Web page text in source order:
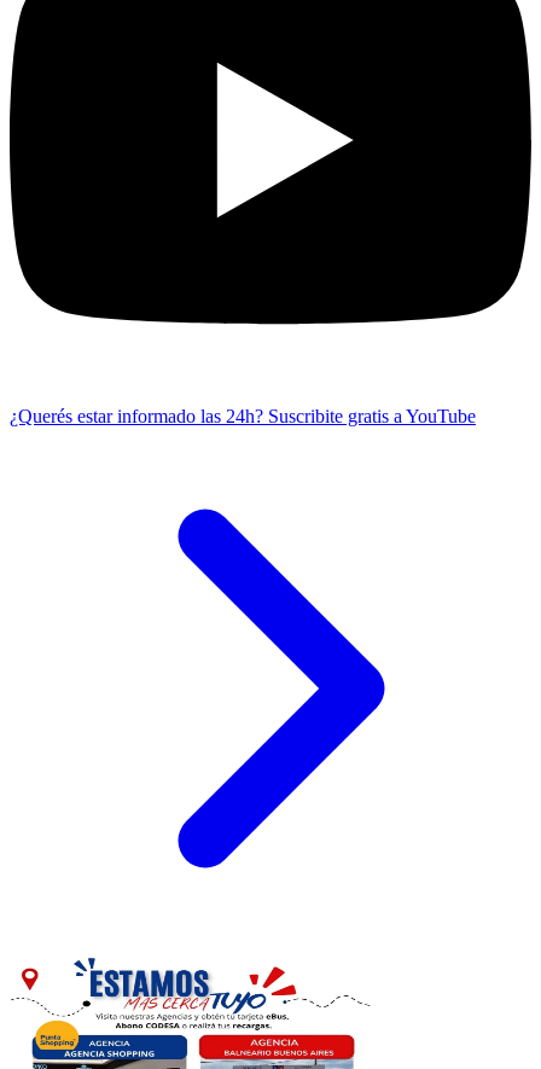
¿Querés estar informado las 24h? Suscribite gratis a YouTube